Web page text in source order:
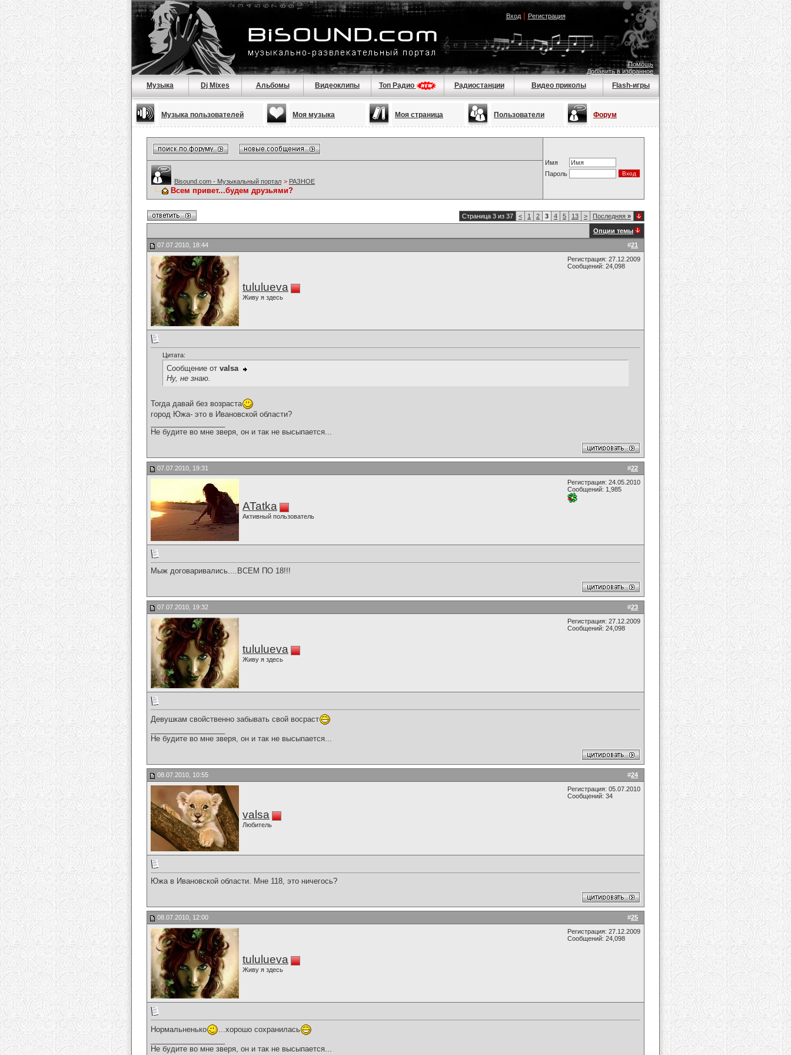
Вход| Регистрация
Помощь
Добавить в избранное
Музыка Dj Mixes Альбомы Видеоклипы Топ Радио Радиостанции Видео приколы Flash-игры
Музыка пользователей Моя музыка Моя страница Пользователи Форум
Имя
Пароль
Bisound.com - Музыкальный портал > РАЗНОЕ
Всем привет...будем друзьями?
Страница 3 из 37 < 1 2 3 4 5 13 > Последняя »
Опции темы
#21
07.07.2010, 18:44
tululueva
Живу я здесь
Регистрация: 27.12.2009
Сообщений: 24,098
Цитата:
Сообщение от valsa
Ну, не знаю.
Тогда давай без возраста
город Южа- это в Ивановской области?
Не будите во мне зверя, он и так не высыпается...
#22
07.07.2010, 19:31
ATatka
Активный пользователь
Регистрация: 24.05.2010
Сообщений: 1,985
Мыж договаривались....ВСЕМ ПО 18!!!
#23
07.07.2010, 19:32
tululueva
Живу я здесь
Регистрация: 27.12.2009
Сообщений: 24,098
Девушкам свойственно забывать свой восраст
Не будите во мне зверя, он и так не высыпается...
#24
08.07.2010, 10:55
valsa
Любитель
Регистрация: 05.07.2010
Сообщений: 34
Южа в Ивановской области. Мне 118, это ничегось?
#25
08.07.2010, 12:00
tululueva
Живу я здесь
Регистрация: 27.12.2009
Сообщений: 24,098
Нормальненько
...хорошо сохранилась
Не будите во мне зверя, он и так не высыпается...